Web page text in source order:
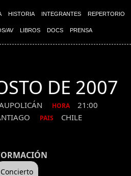
HISTORIA INTEGRANTES REPERTORIO
AV LIBROS DOCS PRENSA
DE 2007
HORA 21:00
PAIS CHILE
Concierto